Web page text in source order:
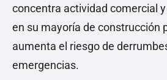
concentra actividad comercial
en su mayoría de construcción
aumenta el riesgo de
emergencias.